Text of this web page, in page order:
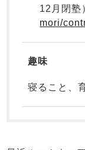
売れ筋ラン
- Item
すべての
12月閉塾
mori/
趣味
寝ること、